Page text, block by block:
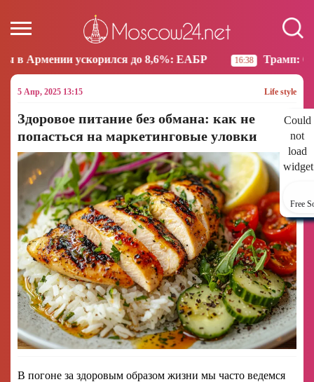
до 8,6%: ЕАБР 16:38 Трамп: США больше не
5 Апр, 2025 13:15 Life style
Could
not
load
Free
Здоровое питание без обмана: как не
попасться на маркетинговые уловки
В погоне за здоровым образом жизни мы часто ведемся